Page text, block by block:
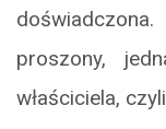
proszony,
właściciela,